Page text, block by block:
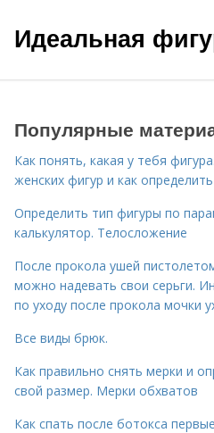
Идеальная
Популярные
Как понять, какая у тебя
женских фигур и как
Определить тип фигуры по
калькулятор. Телосложение
После прокола ушей
можно надевать свои серьги.
по уходу после прокола мочки
Все виды брюк.
Как правильно снять мерки и
свой размер. Мерки обхватов
Как спать после ботокса